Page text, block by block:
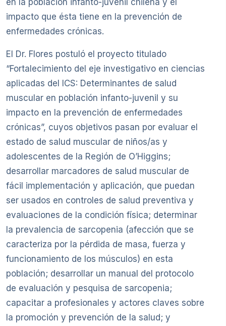
impacto que ésta tiene en la prevención de
enfermedades crónicas.
El Dr. Flores postuló el proyecto titulado
“Fortalecimiento del eje investigativo en ciencias
aplicadas del ICS: Determinantes de salud
muscular en población infanto-juvenil y su
impacto en la prevención de enfermedades
crónicas”, cuyos objetivos pasan por evaluar el
estado de salud muscular de niños/as y
adolescentes de la Región de O’Higgins;
desarrollar marcadores de salud muscular de
fácil implementación y aplicación, que puedan
ser usados en controles de salud preventiva y
evaluaciones de la condición física; determinar
la prevalencia de sarcopenia (afección que se
caracteriza por la pérdida de masa, fuerza y
funcionamiento de los músculos) en esta
población; desarrollar un manual del protocolo
de evaluación y pesquisa de sarcopenia;
capacitar a profesionales y actores claves sobre
la promoción y prevención de la salud; y